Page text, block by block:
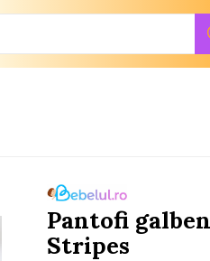
Pantofi
Stripes